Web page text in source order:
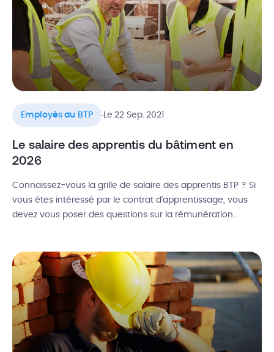
Employés du BTP . Le 22 Sep. 2021
Le salaire des apprentis du bâtiment en
2026
Connaissez-vous la grille de salaire des apprentis BTP ? Si
vous êtes intéressé par le contrat d’apprentissage, vous
devez vous poser des questions sur la rémunération
apprentis du bâtiment en , avec le détail des formations